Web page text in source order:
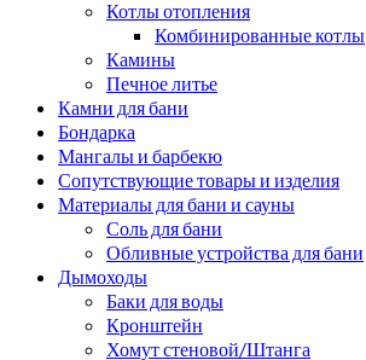
Котлы отопления
Комбинированные котлы
Камины
Печное литье
Камни для бани
Бондарка
Мангалы и барбекю
Сопутствующие товары и изделия
Материалы для бани и сауны
Соль для бани
Обливные устройства для бани
Дымоходы
Баки для воды
Кронштейн
Хомут стеновой/Штанга